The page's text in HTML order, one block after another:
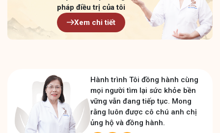
pháp điều trị của tôi
Xem chi tiết
Hành trình Tôi đồng hành cùng
mọi người tìm lại sức khỏe bền
vững vẫn đang tiếp tục. Mong
rằng luôn được cô chú anh chị
ủng hộ và đồng hành.